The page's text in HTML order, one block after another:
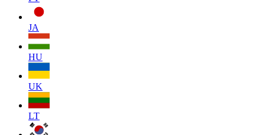
JA
HU
UK
LT